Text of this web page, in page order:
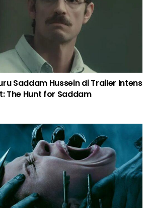
Saddam Hussein di Trailer Intens
The Hunt for Saddam